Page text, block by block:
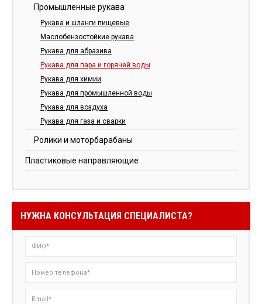
Промышленные рукава
Рукава и шланги пищевые
Маслобензостойкие рукава
Рукава для абразива
Рукава для пара и горячей воды
Рукава для химии
Рукава для промышленной воды
Рукава для воздуха
Рукава для газа и сварки
Ролики и моторбарабаны
Пластиковые направляющие
НУЖНА КОНСУЛЬТАЦИЯ СПЕЦИАЛИСТА?